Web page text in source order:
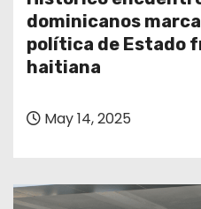
dominicanos
política de Estado
haitiana
May 14, 2025